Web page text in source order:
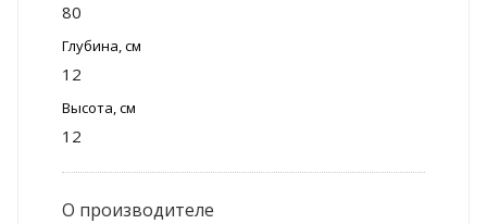
80
Глубина, см
12
Высота, см
12
О производителе